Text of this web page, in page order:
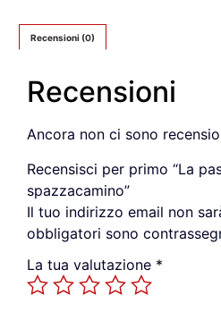
Recensioni (0)
Recensioni
Ancora non ci sono
Recensisci per primo “La
spazzacamino”
Il tuo indirizzo email non
obbligatori sono
La tua valutazione *